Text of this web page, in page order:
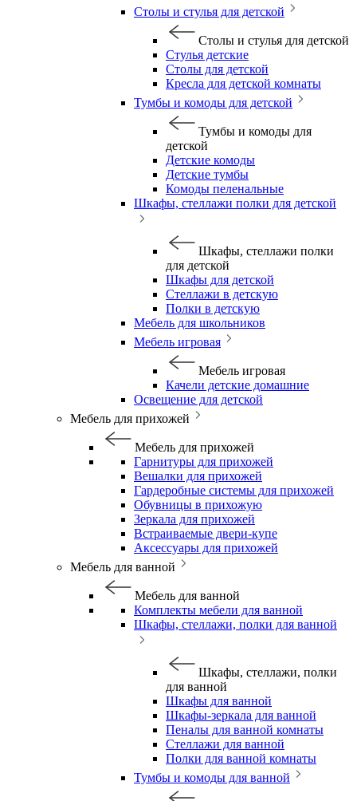
Столы и стулья для детской
Столы и стулья для детской
Стулья детские
Столы для детской
Кресла для детской комнаты
Тумбы и комоды для детской
Тумбы и комоды для
детской
Детские комоды
Детские тумбы
Комоды пеленальные
Шкафы, стеллажи полки для детской
Шкафы, стеллажи полки
для детской
Шкафы для детской
Стеллажи в детскую
Полки в детскую
Мебель для школьников
Мебель игровая
Мебель игровая
Качели детские домашние
Освещение для детской
Мебель для прихожей
Мебель для прихожей
Гарнитуры для прихожей
Вешалки для прихожей
Гардеробные системы для прихожей
Обувницы в прихожую
Зеркала для прихожей
Встраиваемые двери-купе
Аксессуары для прихожей
Мебель для ванной
Мебель для ванной
Комплекты мебели для ванной
Шкафы, стеллажи, полки для ванной
Шкафы, стеллажи, полки
для ванной
Шкафы для ванной
Шкафы-зеркала для ванной
Пеналы для ванной комнаты
Стеллажи для ванной
Полки для ванной комнаты
Тумбы и комоды для ванной